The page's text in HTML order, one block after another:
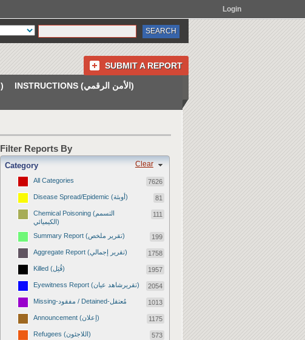
Login
SUBMIT A REPORT
ABOUT US (من نحن)
INSTRUCTIONS (الأمن الرقمي)
Filter Reports By
Clear
Category
All Categories 7626
Disease Spread/Epidemic (أوبئة) 81
Chemical Poisoning (التسمم
الكيميائي)
111
Summary Report (تقرير ملخص) 199
Aggregate Report (تقرير إجمالي) 1758
Killed (قُتِل) 1957
Eyewitness Report (تقريرشاهد عيان) 2054
Missing-مفقود / Detained-مُعتقل 1013
Announcement (إعلان) 1175
Refugees (اللاجئون) 573